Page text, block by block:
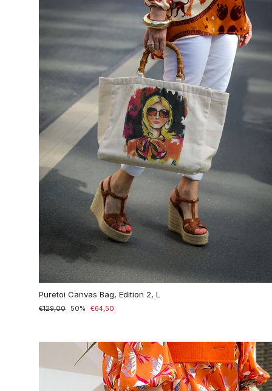
Puretoi Canvas Bag, Edition 2, L
Normaler
€129,00
Sonderpreis50% €64,50